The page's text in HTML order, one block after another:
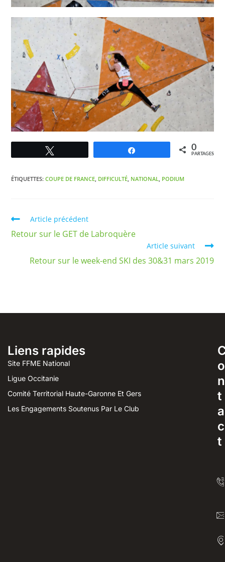
0
PARTAGES
ÉTIQUETTES:COUPE DE FRANCE DIFFICULTÉ NATIONAL PODIUM
Article précédent
Retour sur le GET de Labroquère
Article suivant
Retour sur le week-end SKI des 30&31 mars 2019
Liens rapides
Site FFME National
Ligue Occitanie
Comité Territorial Haute-Garonne Et Gers
Les Engagements Soutenus Par Le Club
o
n
t
a
c
t